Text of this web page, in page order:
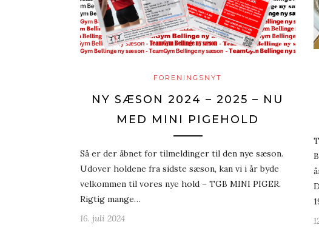
FORENINGSNYT
NY SÆSON 2024 – 2025 – NU
MED MINI PIGEHOLD
Så er der åbnet for tilmeldinger til den nye sæson.
Udover holdene fra sidste sæson, kan vi i år byde
velkommen til vores nye hold – TGB MINI PIGER.
Rigtig mange…
16. juli 2024